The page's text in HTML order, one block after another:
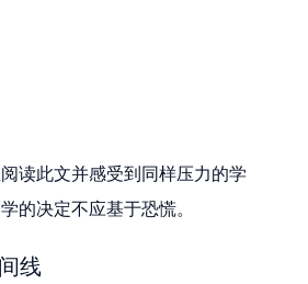
读此文并感受到同样压力的学
的决定不应基于恐慌。
线